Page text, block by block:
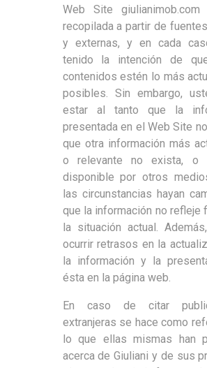
Web Site
recopilada a partir de
y externas, y en cada
tenido la intención de
contenidos estén lo más
posibles. Sin embargo,
estar al tanto que la
presentada en el Web Site
que otra información más
o relevante no exista, o
disponible por otros
las circunstancias hayan
que la información no refleje
la situación actual.
ocurrir retrasos en la
la información y la
ésta en la página web.
En caso de citar
extranjeras se hace como
lo que ellas mismas han
acerca de Giuliani y de sus